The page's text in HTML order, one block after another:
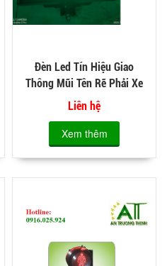
Đèn Led Tín Hiệu Giao
Thông Mũi Tên Rẽ Phải Xe
Máy D300
Liên hệ
Xem thêm